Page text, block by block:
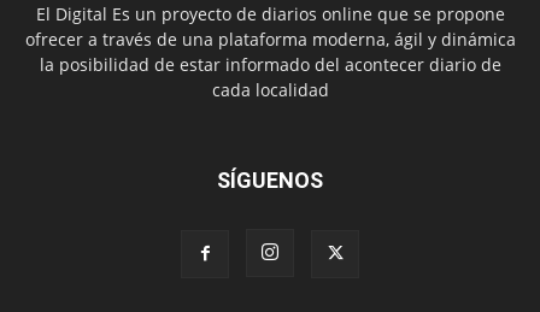
El Digital Es un proyecto de diarios online que se propone
ofrecer a través de una plataforma moderna, ágil y dinámica
la posibilidad de estar informado del acontecer diario de
cada localidad
SÍGUENOS